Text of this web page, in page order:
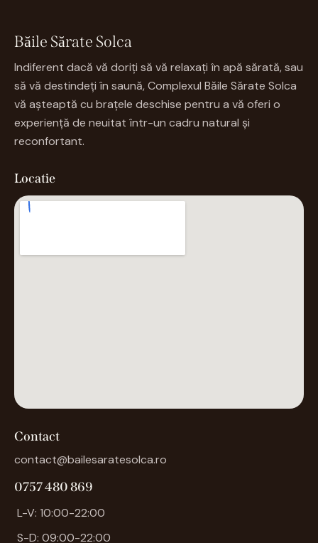
Băile Sărate Solca
Indiferent dacă vă doriți să vă relaxați în apă sărată, sau
să vă destindeți în saună, Complexul Băile Sărate Solca
vă așteaptă cu brațele deschise pentru a vă oferi o
experiență de neuitat într-un cadru natural și
reconfortant.
Locatie
Contact
contact@bailesaratesolca.ro
0757 480 869
L-V: 10:00-22:00
S-D: 09:00-22:00